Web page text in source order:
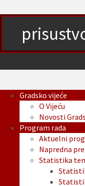
Gradsko vijeće
O Vijeću
Novosti
Program rada
Aktuelni
Napredna
Statistika